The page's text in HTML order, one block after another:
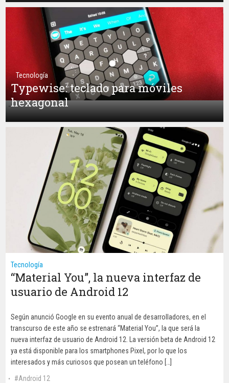
Tecnología
Typewise: teclado para móviles
hexagonal
Tecnología
“Material You”, la nueva interfaz de
usuario de Android 12
Según anunció Google en su evento anual de desarrolladores, en el
transcurso de este año se estrenará “Material You”, la que será la
nueva interfaz de usuario de Android 12. La versión beta de Android 12
ya está disponible para los smartphones Pixel, por lo que los
interesados y más curiosos que posean un teléfono […]
Android 12